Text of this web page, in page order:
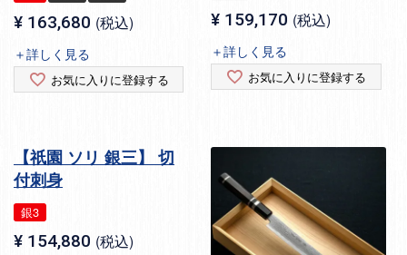
¥ 163,680 税込
＋詳しく見る
お気に入りに登録する
¥ 159,170 税込
＋詳しく見る
お気に入りに登録する
【祇園 ソリ 銀三】 切
付刺身
銀3
¥ 154,880 税込